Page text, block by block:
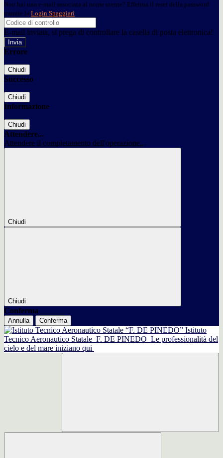
Non hai una e-mail associata al nome utente? Effettua il reset della password
tramite la Login Spaggiari
E-mail inviata, si prega di controllare la casella di posta elettronica!
Errore
Chiudi
Successo
Chiudi
Informazione
Chiudi
Attendere...
Attendere il completamento dell'operazione...
Chiudi
Chiudi
Conferma
Annulla Conferma
Istituto
Tecnico Aeronautico Statale F. DE PINEDO Le professionalità del
cielo e del mare iniziano qui